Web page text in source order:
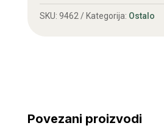
količina
SKU: 9462 Kategorija: Ostalo
Povezani proizvodi